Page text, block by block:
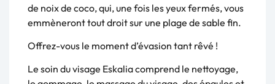
de noix de coco, qui, une fois les yeux fermés, vous
emmèneront tout droit sur une plage de sable fin.
Offrez-vous le moment d’évasion tant rêvé !
Le soin du visage Eskalia comprend le nettoyage,